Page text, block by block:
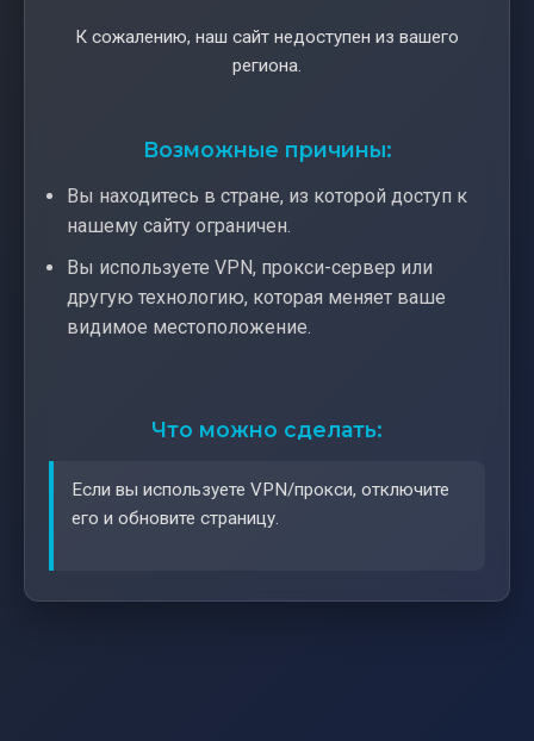
К сожалению, наш сайт недоступен из вашего
региона.
Возможные причины:
Вы находитесь в стране, из которой доступ к
нашему сайту ограничен.
Вы используете VPN, прокси-сервер или
другую технологию, которая меняет ваше
видимое местоположение.
Что можно сделать:
Если вы используете VPN/прокси, отключите
его и обновите страницу.